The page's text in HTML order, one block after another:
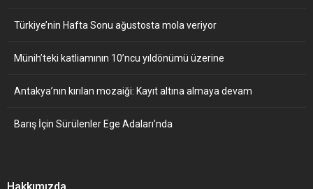
Türkiye’nin Hafta Sonu ağustosta mola veriyor
Münih’teki katliamının 10’ncu yıldönümü üzerine
Antakya’nın kırılan mozaiği: Kayıt altına almaya devam
Barış İçin Sürülenler Ege Adaları’nda
Hakkımızda